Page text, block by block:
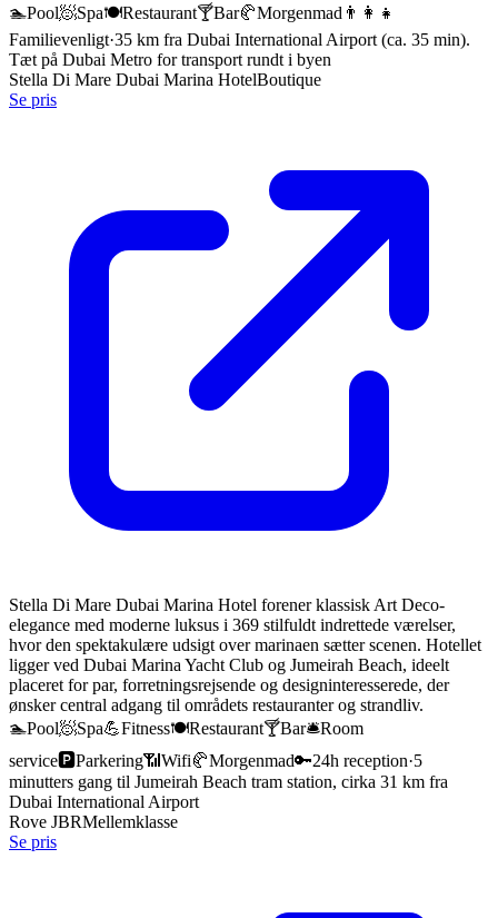
🏊Pool🧖Spa🍽️Restaurant🍸Bar🥐Morgenmad 👨‍👩‍👧
Familievenligt·35 km fra Dubai International Airport (ca. 35 min).
Tæt på Dubai Metro for transport rundt i byen
Stella Di Mare Dubai Marina HotelBoutique
Se pris
Stella Di Mare Dubai Marina Hotel forener klassisk Art Deco-
elegance med moderne luksus i 369 stilfuldt indrettede værelser,
hvor den spektakulære udsigt over marinaen sætter scenen. Hotellet
ligger ved Dubai Marina Yacht Club og Jumeirah Beach, ideelt
placeret for par, forretningsrejsende og designinteresserede, der
ønsker central adgang til områdets restauranter og strandliv.
🏊Pool🧖Spa💪Fitness🍽️Restaurant🍸Bar🛎️Room
service🅿️Parkering📶 Wifi🥐Morgenmad🔑24h reception·5
minutters gang til Jumeirah Beach tram station, cirka 31 km fra
Dubai International Airport
Rove JBRMellemklasse
Se pris